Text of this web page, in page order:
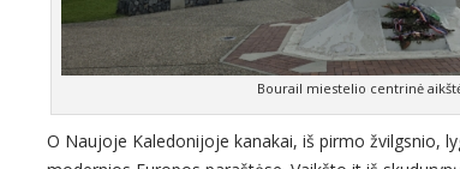
Bourail miestelio centrinė
O Naujoje Kaledonijoje kanakai, iš pirmo žvilgsnio,